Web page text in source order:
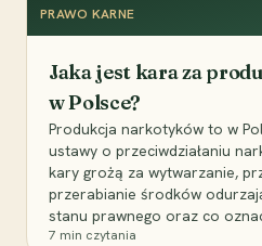
PRAWO KARNE
Jaka jest kara za
w Polsce?
Produkcja narkotyków to w
ustawy o przeciwdziałaniu
kary grożą za wytwarzanie,
przerabianie środków
stanu prawnego oraz co
7 min czytania